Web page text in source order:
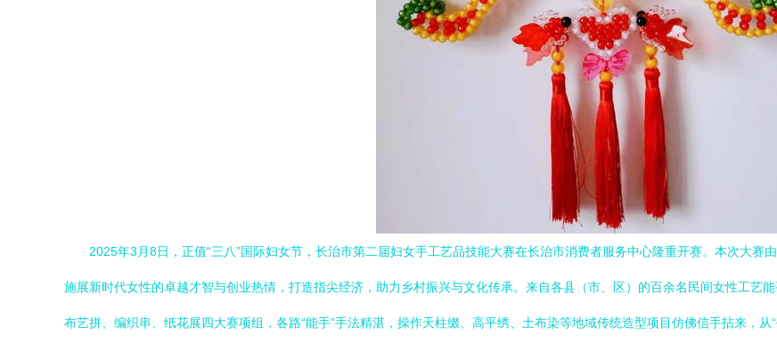
2025年3月8日，正值“三八”国际妇女节，长治市第二届妇女手工艺品技能大赛在长治市消费者服务中心隆重开赛。本次大赛
施展新时代女性的卓越才智与创业热情，打造指尖经济，助力乡村振兴与文化传承。来自各县（市、区）的百余名民间女性工艺
布艺拼、编织串、纸花展四大赛项组，各路“能手”手法精湛，操作天柱缀、高平绣、土布染等地域传统造型项目仿佛信手拈来，